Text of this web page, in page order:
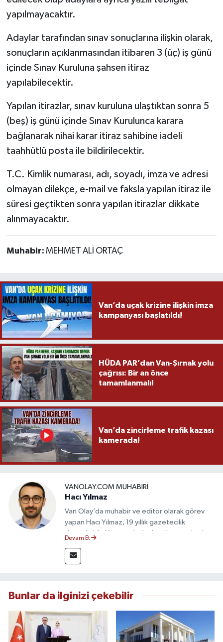
yapılmayacaktır.
Adaylar tarafından sınav sonuçlarına ilişkin olarak,
sonuçların açıklanmasından itibaren 3 (üç) iş günü
içinde Sınav Kuruluna şahsen itiraz
yapılabilecektir.
Yapılan itirazlar, sınav kuruluna ulaştıktan sonra 5
(beş) iş günü içinde Sınav Kurulunca karara
bağlanarak nihai karar itiraz sahibine iadeli
taahhütlü posta ile bildirilecektir.
T.C. Kimlik numarası, adı, soyadı, imza ve adresi
olmayan dilekçe, e-mail ve faksla yapılan itiraz ile
süresi geçtikten sonra yapılan itirazlar dikkate
alınmayacaktır.
Muhabir: MEHMET ALİ ORTAÇ
Van’da uçak krizine ilişkin imza
kampanyası başlatıldı!
HÜDA PAR’dan Van-Şırnak yolu
çağrısı: Bir an önce
tamamlanmalı!
Van’da zincirleme trafik kazası
kamerada!
VANOLAY.COM MUHABIRI
Hacı Yılmaz
Van Olay’da muhabir ve editör olarak görev
yapan Hacı Yılmaz, 19 yıllık gazetecilik
deneyimiyle Van yerel gündemi başta olmak
takip etmektedir. Editoryal sürece katkı sunan
Yılmaz, tarafsızlık, doğruluk ve etik ilkeler
bilgilendirmektedir.
Devam Et
Bunlar da ilginizi çekebilir